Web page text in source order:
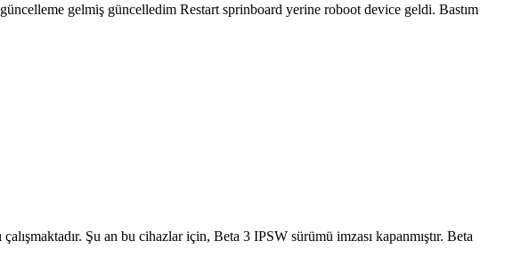
gelmiş güncelledim Restart sprinboard yerine roboot device geldi. Bastım
Şu an bu cihazlar için, Beta 3 IPSW sürümü imzası kapanmıştır. Beta